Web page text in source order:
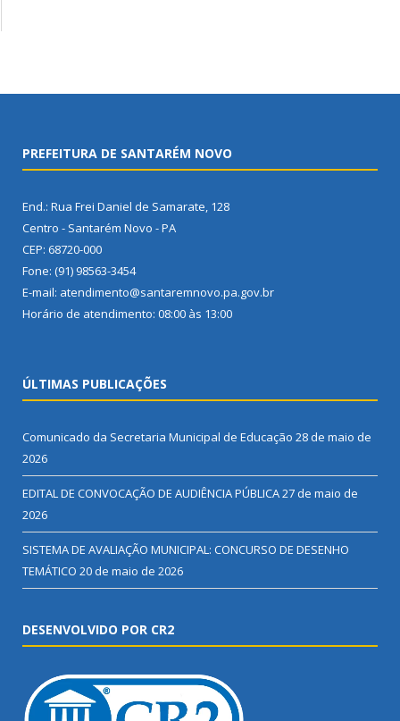
PREFEITURA DE SANTARÉM NOVO
End.: Rua Frei Daniel de Samarate, 128
Centro - Santarém Novo - PA
CEP: 68720-000
Fone: (91) 98563-3454
E-mail: atendimento@santaremnovo.pa.gov.br
Horário de atendimento: 08:00 às 13:00
ÚLTIMAS PUBLICAÇÕES
Comunicado da Secretaria Municipal de Educação 28 de maio de
2026
EDITAL DE CONVOCAÇÃO DE AUDIÊNCIA PÚBLICA27 de maio de
2026
SISTEMA DE AVALIAÇÃO MUNICIPAL: CONCURSO DE DESENHO
TEMÁTICO 20 de maio de 2026
DESENVOLVIDO POR CR2